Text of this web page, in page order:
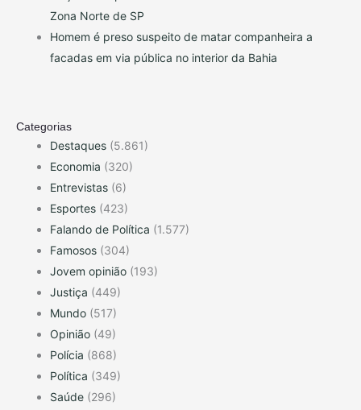
Zona Norte de SP
Homem é preso suspeito de matar companheira a
facadas em via pública no interior da Bahia
Categorias
Destaques (5.861)
Economia (320)
Entrevistas (6)
Esportes (423)
Falando de Política (1.577)
Famosos (304)
Jovem opinião (193)
Justiça (449)
Mundo (517)
Opinião (49)
Polícia (868)
Política (349)
Saúde (296)